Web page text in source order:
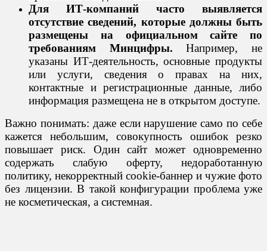
Для ИТ-компаний часто выявляется
отсутствие сведений, которые должны быть
размещены на официальном сайте по
требованиям Минцифры. Например, не
указаны ИТ-деятельность, основные продукты
или услуги, сведения о правах на них,
контактные и регистрационные данные, либо
информация размещена не в открытом доступе.
Важно понимать: даже если нарушение само по себе
кажется небольшим, совокупность ошибок резко
повышает риск. Один сайт может одновременно
содержать слабую оферту, недоработанную
политику, некорректный cookie-баннер и чужие фото
без лицензии. В такой конфигурации проблема уже
не косметическая, а системная.